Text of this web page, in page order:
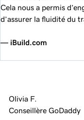
Cela nous a permis
d’assurer la fluidité du
— iBuild.com
Olivia F.
Conseillère GoDaddy